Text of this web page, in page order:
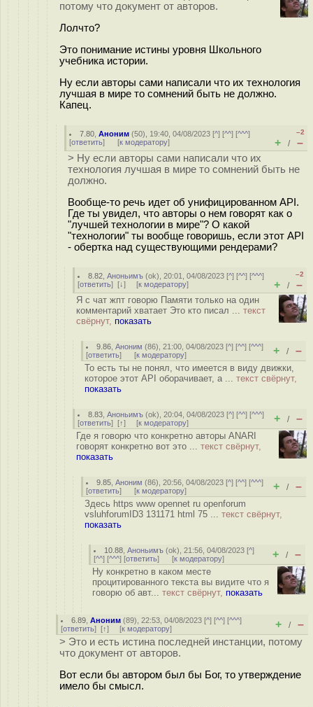
потому что документ от авторов.
Лолчто?
Это понимание истины уровня Школьного
учебника истории.
Ну если авторы сами написали что их технология
лучшая в мире то сомнений быть не должно.
Капец.
7.80 ,Аноним (50), 19:40, 04/08/2023 [^] [^^] [^^^]
[ответить] [к модератору]
–2
+ / –
> Ну если авторы сами написали что их
технология лучшая в мире то сомнений быть не
должно.
Вообще-то речь идет об унифицированном API.
Где ты увидел, что авторы о нем говорят как о
"лучшей технологии в мире"? О какой
"технологии" ты вообще говоришь, если этот API
- обертка над существующими рендерами?
8.82 ,Аноньимъ (ok), 20:01, 04/08/2023 [^] [^^] [^^^]
[ответить] [↓] [к модератору]
–2
+ / –
Я с чат жпт говорю Памяти только на один
комментарий хватает Это кто писал ... текст
свёрнут, показать
9.86 ,Аноним (86), 21:00, 04/08/2023 [^] [^^] [^^^]
[ответить] [к модератору] + / –
То есть ты не понял, что имеется в виду движки,
которое этот API оборачивает, а ... текст свёрнут,
показать
8.83 ,Аноньимъ (ok), 20:04, 04/08/2023 [^] [^^] [^^^]
[ответить] [↑] [к модератору] + / –
Где я говорю что конкретно авторы ANARI
говорят конкретно вот это ... текст свёрнут,
показать
9.85 ,Аноним (86), 20:56, 04/08/2023 [^] [^^] [^^^]
[ответить] [к модератору] + / –
Здесь https www opennet ru openforum
vsluhforumID3 131171 html 75 ... текст свёрнут,
показать
10.88 ,Аноньимъ (ok), 21:56, 04/08/2023 [^]
[^^] [^^^] [ответить] [к модератору] + / –
Ну конкретно в каком месте
процитированного текста вы видите что я
говорю об авт... текст свёрнут, показать
6.89 ,Аноним (89), 22:53, 04/08/2023 [^] [^^] [^^^]
[ответить] [↑] [к модератору] + / –
> Это и есть истина последней инстанции, потому
что документ от авторов.
Вот если бы автором был бы Бог, то утверждение
имело бы смысл.